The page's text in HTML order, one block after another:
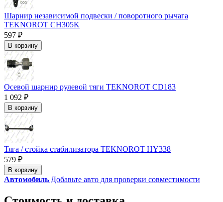
Шарнир независимой подвески / поворотного рычага
TEKNOROT CH305K
597 ₽
В корзину
Осевой шарнир рулевой тяги TEKNOROT CD183
1 092 ₽
В корзину
Тяга / стойка стабилизатора TEKNOROT HY338
579 ₽
В корзину
Автомобиль Добавьте авто для проверки совместимости